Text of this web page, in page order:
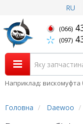
RU
(066)
(097)
Наприклад: вискомуфта
Головна Daewoo